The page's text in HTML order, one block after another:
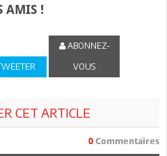
AMIS !
ABONNEZ-
VOUS
CET ARTICLE
0 Commentaires